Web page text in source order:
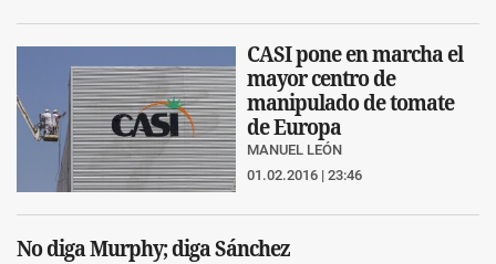
CASI pone en marcha el
mayor centro de
manipulado de tomate
de Europa
MANUEL LEÓN
01.02.2016 | 23:46
No diga Murphy; diga Sánchez